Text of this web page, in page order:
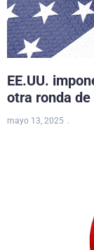
EE.UU.
otra ronda
mayo 13, 2025